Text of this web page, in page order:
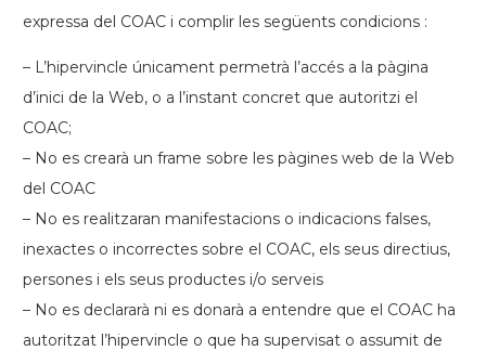
expressa del COAC i complir les següents condicions :
– L’hipervincle únicament permetrà l’accés a la pàgina
d’inici de la Web, o a l’instant concret que autoritzi el
COAC;
– No es crearà un frame sobre les pàgines web de la Web
del COAC
– No es realitzaran manifestacions o indicacions falses,
inexactes o incorrectes sobre el COAC, els seus directius,
persones i els seus productes i/o serveis
– No es declararà ni es donarà a entendre que el COAC ha
autoritzat l’hipervincle o que ha supervisat o assumit de